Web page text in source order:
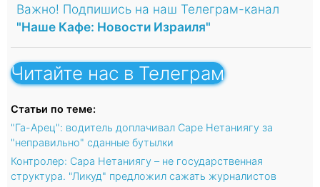
Важно! Подпишись на наш Телеграм-канал
"Наше Кафе: Новости Израиля"
Читайте нас в Телеграм
Статьи по теме:
"Га-Арец": водитель доплачивал Саре Нетаниягу за
"неправильно" сданные бутылки
Контролер: Сара Нетаниягу – не государственная
структура. "Ликуд" предложил сажать журналистов